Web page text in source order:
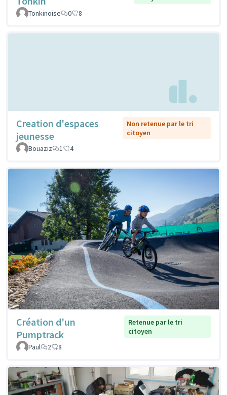
Tonkinoise
0 8
Creation d'espaces
jeunesse
Non retenue par le tri
citoyen
Bouaziz
1 4
Création d'un
Pumptrack
Retenue par le tri
citoyen
Paul
2 8